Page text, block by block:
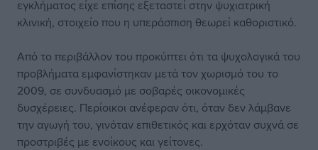
εγκλήματος είχε επίσης εξεταστεί στην ψυχιατρική
κλινική, στοιχείο που η υπεράσπιση θεωρεί καθοριστικό.
Από το περιβάλλον του προκύπτει ότι τα ψυχολογικά του
προβλήματα εμφανίστηκαν μετά τον χωρισμό του το
2009, σε συνδυασμό με σοβαρές οικονομικές
δυσχέρειες. Περίοικοι ανέφεραν ότι, όταν δεν λάμβανε
την αγωγή του, γινόταν επιθετικός και ερχόταν συχνά σε
προστριβές με ενοίκους και γείτονες.